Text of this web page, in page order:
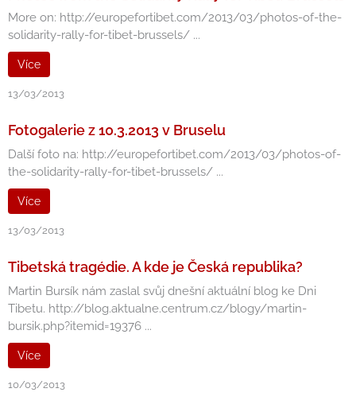
More on: http://europefortibet.com/2013/03/photos-of-the-
solidarity-rally-for-tibet-brussels/ ...
Více
13/03/2013
Fotogalerie z 10.3.2013 v Bruselu
Další foto na: http://europefortibet.com/2013/03/photos-of-
the-solidarity-rally-for-tibet-brussels/ ...
Více
13/03/2013
Tibetská tragédie. A kde je Česká republika?
Martin Bursík nám zaslal svůj dnešní aktuální blog ke Dni
Tibetu. http://blog.aktualne.centrum.cz/blogy/martin-
bursik.php?itemid=19376 ...
Více
10/03/2013